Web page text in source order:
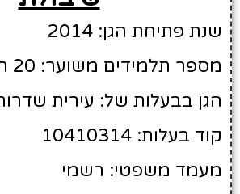
שנת פתיחת הגן: 2014
מספר תלמידים משוער: 20 תלמידים
הגן בבעלות של: עירית שדרות
קוד בעלות: 10410314
מעמד משפטי: רשמי